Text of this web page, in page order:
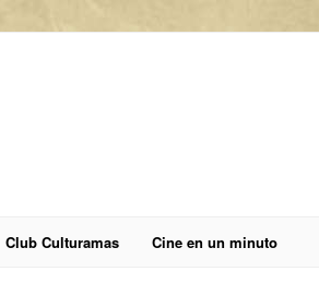
Club Culturamas Cine en un minuto